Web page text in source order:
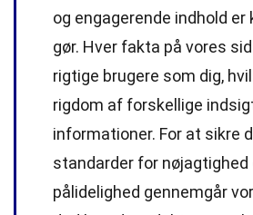
og engagerende indhold er
gør. Hver fakta på vores
rigtige brugere som dig,
rigdom af forskellige
informationer. For at sikre
standarder for nøjagtighed
pålidelighed gennemgår